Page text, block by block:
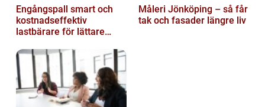
Engångspall smart och
kostnadseffektiv
lastbärare för lättare
Måleri Jönköping – så får
tak och fasader längre liv